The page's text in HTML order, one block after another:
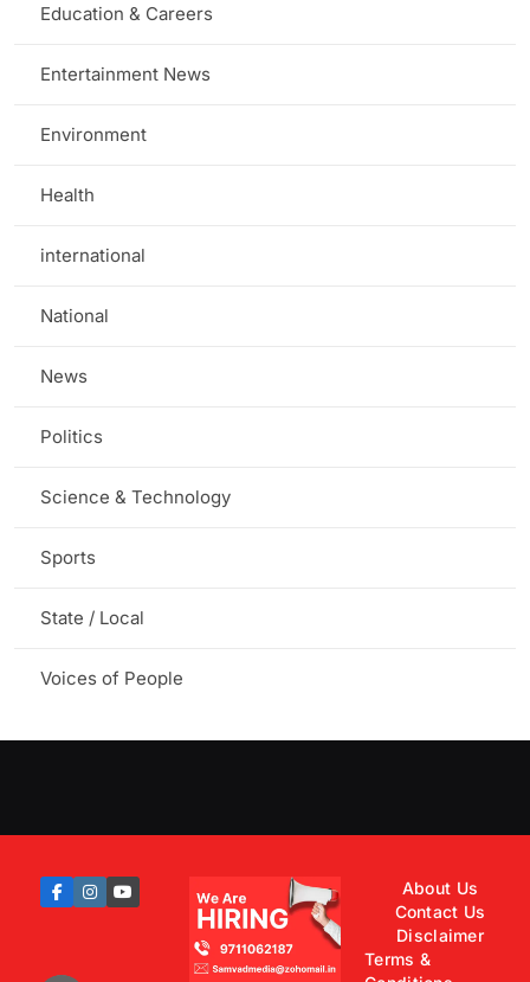
Education & Careers
Entertainment News
Environment
Health
international
National
News
Politics
Science & Technology
Sports
State / Local
Voices of People
About Us
Contact Us
Disclaimer
Terms &